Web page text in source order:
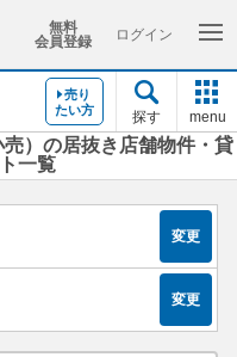
無料
会員登録
ログイン
売り
たい方
探す menu
売）の居抜き店舗物件・貸
一覧
変更
変更